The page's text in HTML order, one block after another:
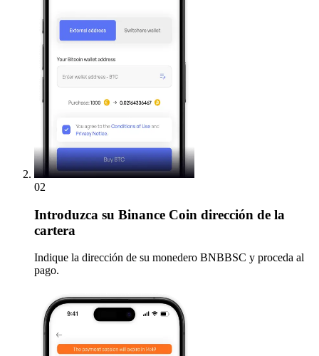
02
Introduzca su Binance Coin dirección de la
cartera
Indique la dirección de su monedero BNBBSC y proceda al
pago.